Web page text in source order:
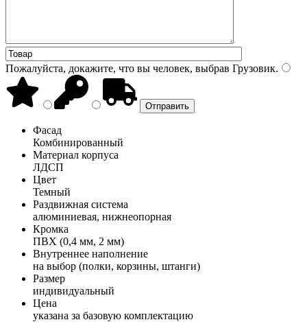
Пожалуйста, докажите, что вы человек, выбрав Грузовик.
Фасад
Комбинированный
Материал корпуса
ЛДСП
Цвет
Темный
Раздвижная система
алюминиевая, нижнеопорная
Кромка
ПВХ (0,4 мм, 2 мм)
Внутреннее наполнение
на выбор (полки, корзины, штанги)
Размер
индивидуальный
Цена
указана за базовую комплектацию